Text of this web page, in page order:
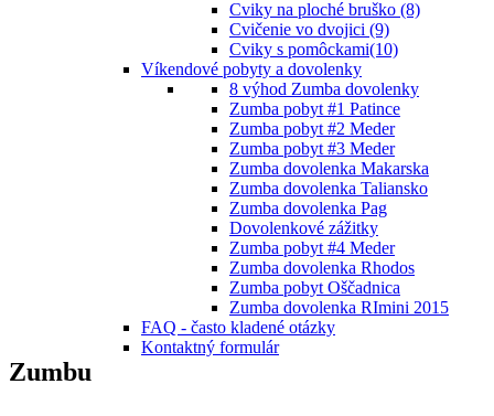
Cviky na ploché bruško (8)
Cvičenie vo dvojici (9)
Cviky s pomôckami(10)
Víkendové pobyty a dovolenky
8 výhod Zumba dovolenky
Zumba pobyt #1 Patince
Zumba pobyt #2 Meder
Zumba pobyt #3 Meder
Zumba dovolenka Makarska
Zumba dovolenka Taliansko
Zumba dovolenka Pag
Dovolenkové zážitky
Zumba pobyt #4 Meder
Zumba dovolenka Rhodos
Zumba pobyt Oščadnica
Zumba dovolenka RImini 2015
FAQ - často kladené otázky
Kontaktný formulár
Zumbu